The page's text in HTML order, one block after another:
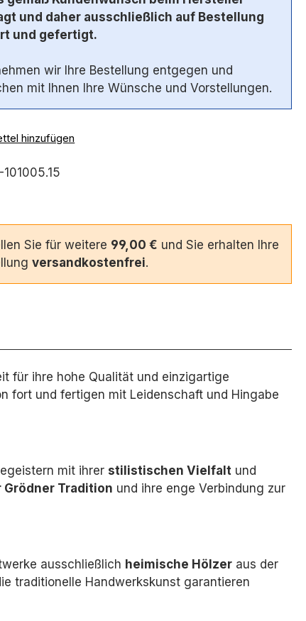
und daher ausschließlich auf Bestellung
und gefertigt.
wir Ihre Bestellung entgegen und
mit Ihnen Ihre Wünsche und Vorstellungen.
hinzufügen
101005.15
Sie für weitere 99,00 € und Sie erhalten Ihre
versandkostenfrei.
für ihre hohe Qualität und einzigartige
fort und fertigen mit Leidenschaft und Hingabe
mit ihrer stilistischen Vielfalt und
Tradition und ihre enge Verbindung zur
ausschließlich heimische Hölzer aus der
traditionelle Handwerkskunst garantieren